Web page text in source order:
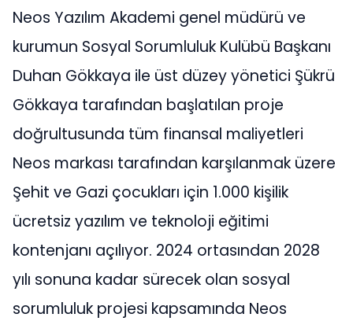
Neos Yazılım Akademi genel müdürü ve
kurumun Sosyal Sorumluluk Kulübü Başkanı
Duhan Gökkaya ile üst düzey yönetici Şükrü
Gökkaya tarafından başlatılan proje
doğrultusunda tüm finansal maliyetleri
Neos markası tarafından karşılanmak üzere
Şehit ve Gazi çocukları için 1.000 kişilik
ücretsiz yazılım ve teknoloji eğitimi
kontenjanı açılıyor. 2024 ortasından 2028
yılı sonuna kadar sürecek olan sosyal
sorumluluk projesi kapsamında Neos